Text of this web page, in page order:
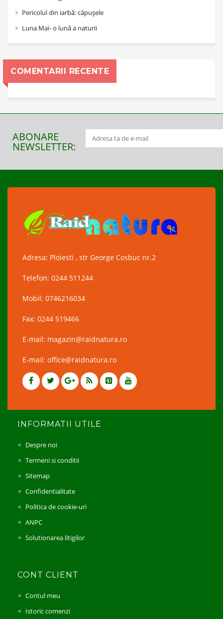
Pericolul din iarbă: căpușele
Luna Mai- o lună a naturii
COMENTARII RECENTE
ABONARE
NEWSLETTER:
Adresa: Ploiesti , str George Cosbuc nr.2
Telefon: 0244 511244
Mobil: 0746216034
Fax: 0244 519466
E-mail: magazin@raidnatura.ro
E-mail: office@raidnatura.ro
INFORMATII UTILE
Despre noi
Termeni si conditii
Sitemap
Confidentialitate
Politica de cookie-uri
ANPC
Solutionarea litigilor
CONT CLIENT
Contul meu
Istoric comenzi